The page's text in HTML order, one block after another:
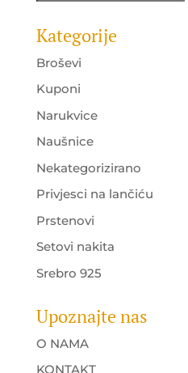
Kategorije
Broševi
Kuponi
Narukvice
Naušnice
Nekategorizirano
Privjesci na lančiću
Prstenovi
Setovi nakita
Srebro 925
Upoznajte nas
O NAMA
KONTAKT